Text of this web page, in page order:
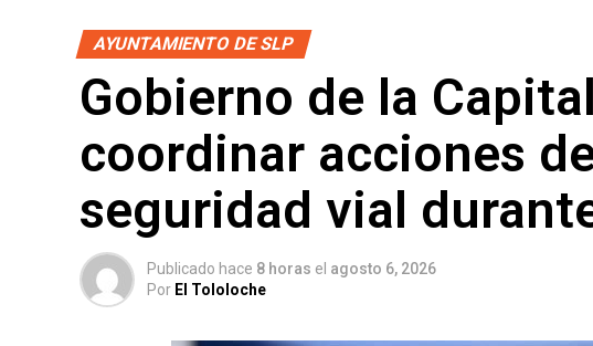
AYUNTAMIENTO DE SLP
Gobierno de la
coordinar acciones
seguridad vial
Publicado hace 8 horas el agosto 6, 2026
Por El Tololoche